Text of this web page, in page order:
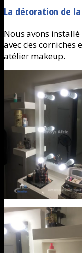
La décoration de
Nous avons
avec des corniches
atélier makeup.